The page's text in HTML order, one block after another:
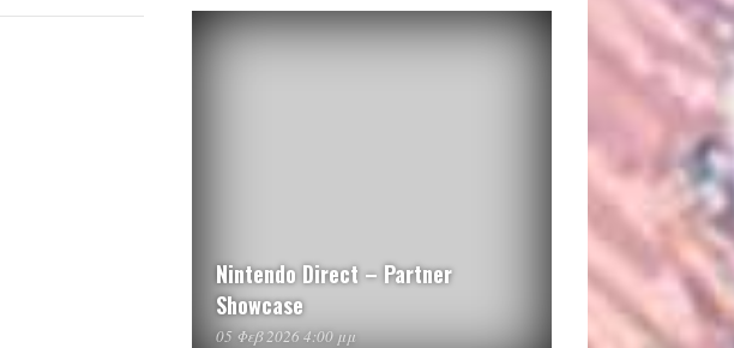
Nintendo Direct – Partner
Showcase
05 Φεβ 2026 4:00 μμ